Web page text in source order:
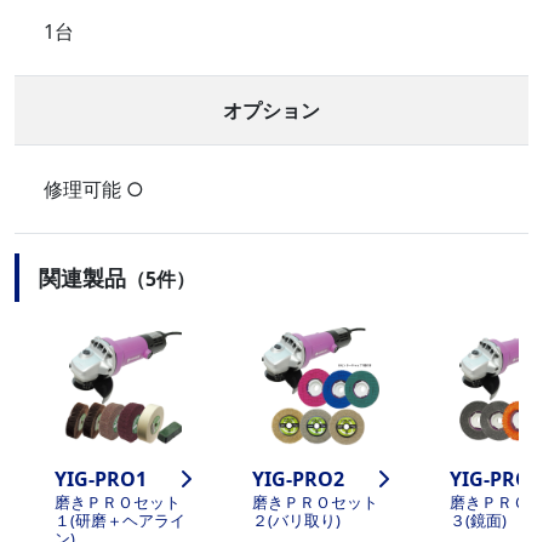
1台
オプション
修理可能 ○
関連製品 （5件）
YIG-PRO1
磨きＰＲＯセット
１(研磨＋ヘアライ
YIG-PRO2
磨きＰＲＯセット
２(バリ取り)
YIG-PRO3
磨きＰＲＯ
３(鏡面)